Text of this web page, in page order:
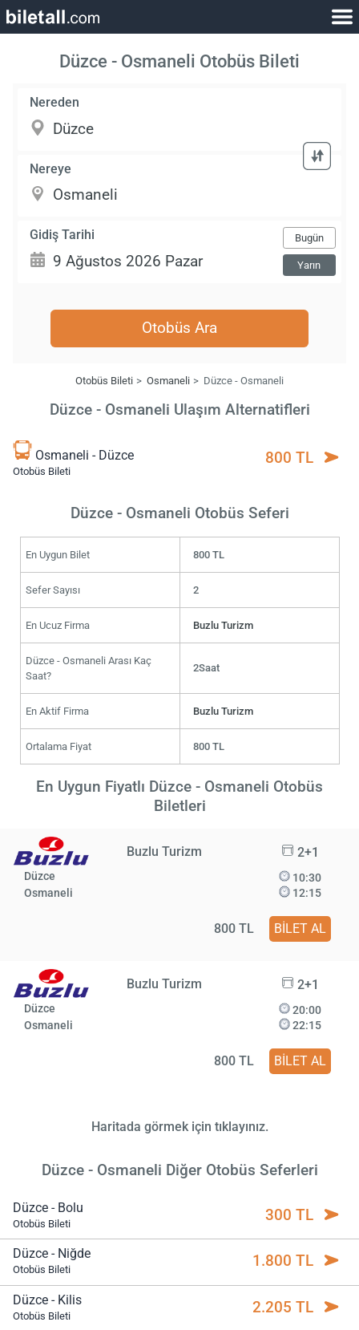
Düzce - Osmaneli Otobüs Bileti
Nereden
Nereye
Gidiş Tarihi Bugün
Yarın
Otobüs Ara
Otobüs Bileti Osmaneli Düzce - Osmaneli
Düzce - Osmaneli Ulaşım Alternatifleri
Osmaneli - Düzce
Otobüs Bileti
800 TL
Düzce - Osmaneli Otobüs Seferi
En Uygun Bilet 800 TL
Sefer Sayısı 2
En Ucuz Firma Buzlu Turizm
Düzce - Osmaneli Arası Kaç
Saat?
2Saat
En Aktif Firma Buzlu Turizm
Ortalama Fiyat 800 TL
En Uygun Fiyatlı Düzce - Osmaneli Otobüs
Biletleri
Buzlu Turizm 2+1
Düzce
Osmaneli
10:30
12:15
800 TL BİLET AL
Buzlu Turizm 2+1
Düzce
Osmaneli
20:00
22:15
800 TL BİLET AL
Haritada görmek için tıklayınız.
Düzce - Osmaneli Diğer Otobüs Seferleri
Düzce - Bolu
Otobüs Bileti 300 TL
Düzce - Niğde
Otobüs Bileti 1.800 TL
Düzce - Kilis
Otobüs Bileti 2.205 TL